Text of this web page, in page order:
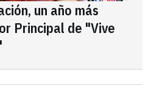
un año más
Principal de "Vive